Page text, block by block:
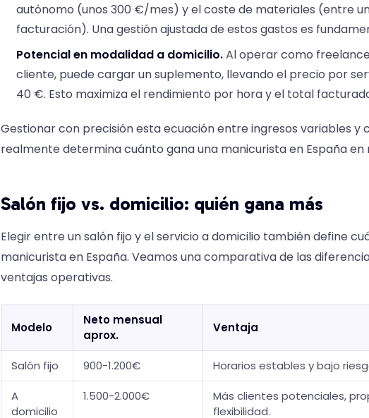
autónomo (unos 300 €/mes) y el coste de materiales (entre un
facturación). Una gestión ajustada de estos gastos es
Potencial en modalidad a domicilio.Al operar como
cliente, puede cargar un suplemento, llevando el precio por
40 €. Esto maximiza el rendimiento por hora y el total
Gestionar con precisión esta ecuación entre ingresos variables y
realmente determina cuánto gana una manicurista en España en
Salón fijo vs. domicilio: quién gana más
Elegir entre un salón fijo y el servicio a domicilio también define
manicurista en España. Veamos una comparativa de las
ventajas operativas.
Modelo
Neto mensual
aprox.
Ventaja
Salón fijo 900-1.200€ Horarios estables y bajo
A
domicilio
1.500-2.000€
Más clientes potenciales,
flexibilidad.